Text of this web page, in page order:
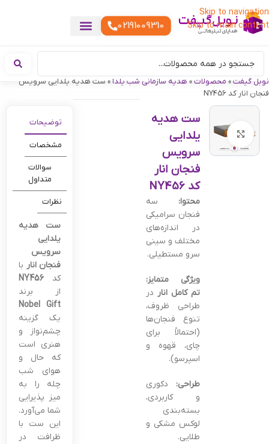
Skip to navigation
Skip to main content
02191009310
نوبل گیفت» محصولات» هدیه سازمانی شب یلدا» ست هدیه یلدایی سرویس
فنجان انار کد NY456
بزرگنمایی تصویر
ست هدیه
یلدایی
سرویس
فنجان انار
کد NY456
محتوا: سه
فنجان سرامیکی
در اندازه‌های
مختلف و سینی
سرو مستطیلی.
ویژگی متمایز:
تم کامل انار در
طراحی ظروف،
تنوع فنجان‌ها
(احتمالاً برای
چای، قهوه و
اسپرسو).
طراحی: دکوری
و کاربردی،
بسته‌بندی
لوکس مشکی و
طلایی.
توضیحات
مشخصات
سوالات
متداول
نظرات
ست هدیه
یلدایی
سرویس
فنجان انار با
کد NY456
از برند
Nobel Gift
یک گزینه
چشم‌نواز و
هنری است
که حال و
هوای شب
چله را به
میز پذیرایی
شما می‌آورد.
این ست با
ظرافت در